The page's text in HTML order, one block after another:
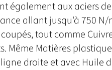
également aux aciers
allant jusqu'à 750 N/
tout comme
Matières
droite et avec Huile